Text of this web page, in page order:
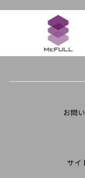
お問
サイ